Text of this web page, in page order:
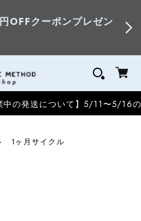
OFFクーポンプレゼン
中の発送について】5/11〜5/16
1ヶ月サイクル